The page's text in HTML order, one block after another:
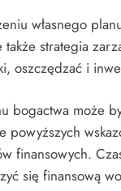
własnego
także strategia
oszczędzać i
bogactwa może
powyższych
finansowych.
się finansową